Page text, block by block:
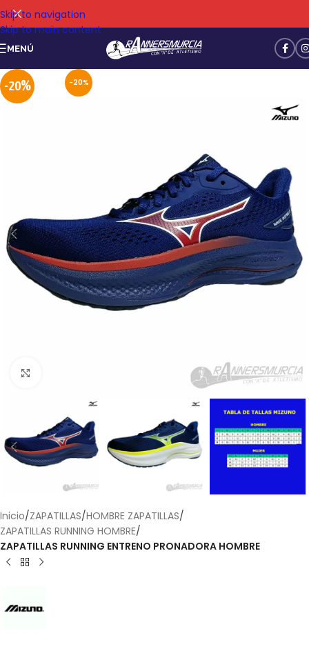
Skip to navigation
Skip to main content
MENÚ
-20%
-20%
Inicio ZAPATILLAS HOMBRE ZAPATILLAS
ZAPATILLAS RUNNING HOMBRE
ZAPATILLAS RUNNING ENTRENO PRONADORA HOMBRE